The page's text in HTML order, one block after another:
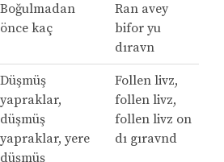
Boğulmadan
önce kaç
Ran avey
bifor yu
dıravn
Düşmüş
yapraklar,
düşmüş
yapraklar, yere
düşmüş
Follen livz,
follen livz,
follen livz on
dı gıravnd